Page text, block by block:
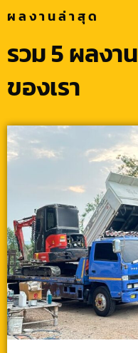
ผลงานล่าสุด
รวม 5 ผลงา
ของเรา